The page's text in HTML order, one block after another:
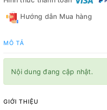
Hướng dẫn Mua hàng
MÔ TẢ
Nội dung đang cập nhật.
GIỚI THIỆU